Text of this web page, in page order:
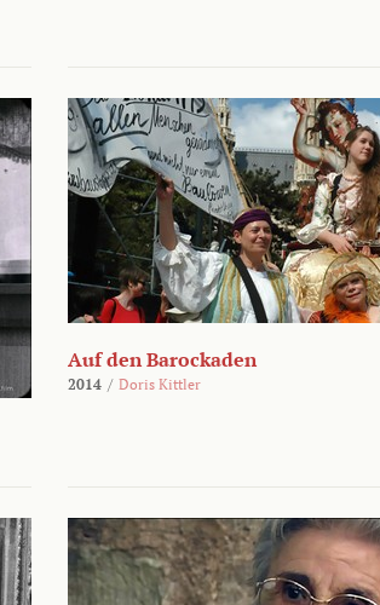
Auf den Barockaden
2014 / Doris Kittler